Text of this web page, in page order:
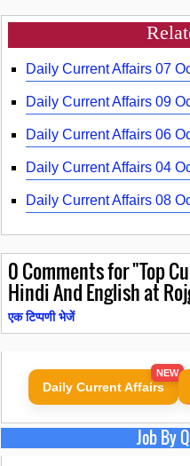
Daily Current Affairs 07
Daily Current Affairs 09
Daily Current Affairs 06
Daily Current Affairs 04
Daily Current Affairs 08
0Comments for "Top
Hindi And English at
एक टिप्पणी भेजें
Daily Current Affairs
NEW
Job By